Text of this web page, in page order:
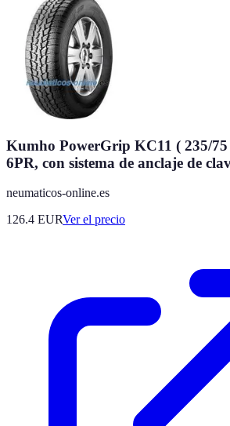
Kumho PowerGrip KC11 ( 235/75
6PR, con sistema de anclaje de
neumaticos-online.es
126.4 EURVer el precio